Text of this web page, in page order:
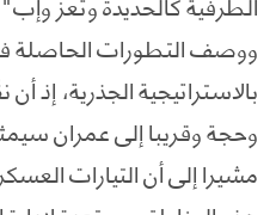
ووصف التطورات الحاصلة
بالاستراتيجية الجذرية، إذ
وحجة وقريبا إلى عمران
مشيرا إلى أن التيارات